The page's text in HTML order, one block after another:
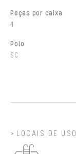
Peças por caixa
4
Polo
SC
LOCAIS DE USO